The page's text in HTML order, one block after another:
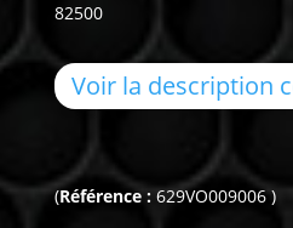
82500
Voir la description
(Référence : 629VO009006 )